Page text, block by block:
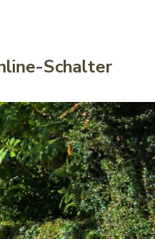
Schalter